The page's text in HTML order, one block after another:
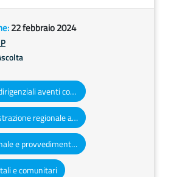
22 febbraio 2024
Determinazioni dirigenziali aventi contenuto di interesse generale
Atti dell'amministrazione regionale ad obbligo di pubblicazione
Corte Costituzionale e provvedimenti organi giurisdizionali
e comunitari